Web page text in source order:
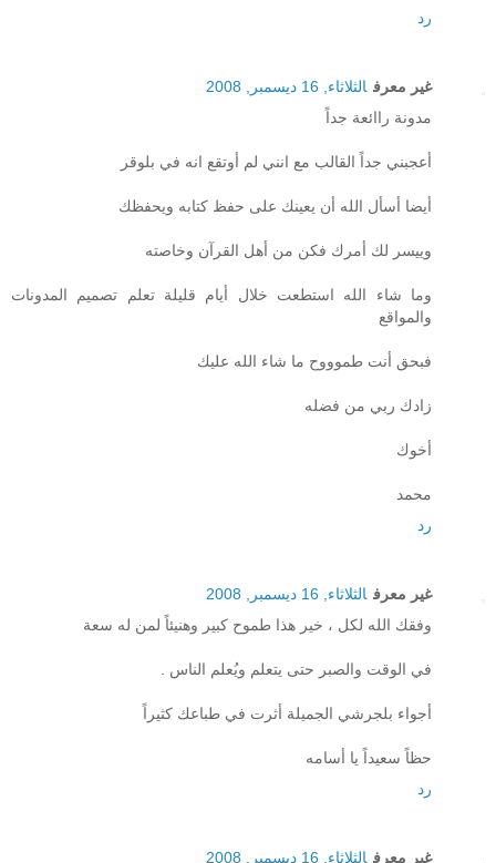
رد
غير معرف الثلاثاء, 16 ديسمبر, 2008
مدونة راائعة جداً
أعجبني جداً القالب مع انني لم أوتقع انه في بلوقر
أيضا أسأل الله أن يعينك على حفظ كتابه ويحفظك
وييسر لك أمرك فكن من أهل القرآن وخاصته
وما شاء الله استطعت خلال أيام قليلة تعلم تصميم المدونات
والمواقع
فبحق أنت طموووح ما شاء الله عليك
زادك ربي من فضله
أخوك
محمد
رد
غير معرف الثلاثاء, 16 ديسمبر, 2008
وفقك الله لكل ، خير هذا طموح كبير وهنيئاً لمن له سعة
في الوقت والصبر حتى يتعلم ويُعلم الناس .
أجواء بلجرشي الجميلة أثرت في طباعك كثيراً
حظاً سعيداً يا أسامه
رد
غير معرف الثلاثاء, 16 ديسمبر, 2008